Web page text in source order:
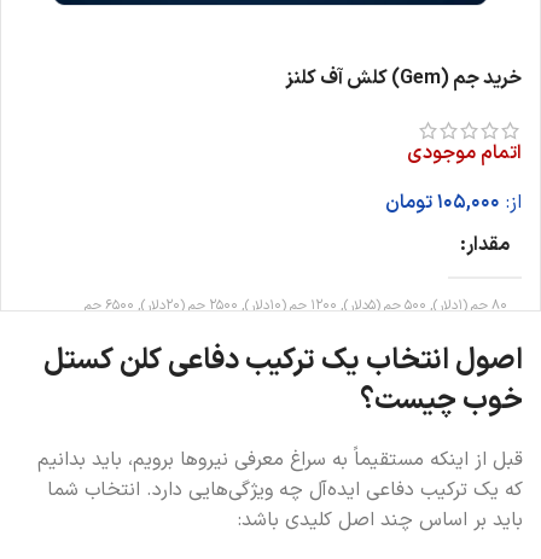
خرید جم (Gem) کلش آف کلنز
اتمام موجودی
از: 105,000تومان
مقدار
80 جم (1دلار), 500 جم (5دلار), 1200 جم (10دلار), 2500 جم (20دلار), 6500 جم
اصول انتخاب یک ترکیب دفاعی کلن کستل
خوب چیست؟
قبل از اینکه مستقیماً به سراغ معرفی نیروها برویم، باید بدانیم
که یک ترکیب دفاعی ایده‌آل چه ویژگی‌هایی دارد. انتخاب شما
باید بر اساس چند اصل کلیدی باشد: